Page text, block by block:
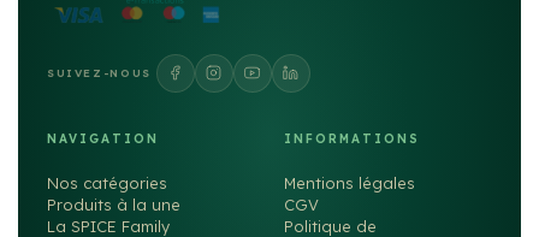
SUIVEZ-NOUS
NAVIGATION
Nos catégories
Produits à la une
La SPICE Family
INFORMATIONS
Mentions légales
CGV
Politique de